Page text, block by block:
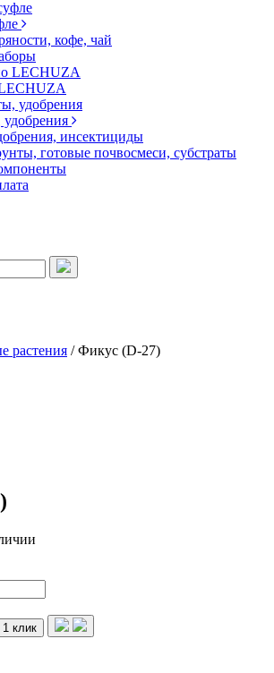
кофе, чай
инсектициды
готовые почвосмеси, субстраты
растения /Фикус (D-27)
клик